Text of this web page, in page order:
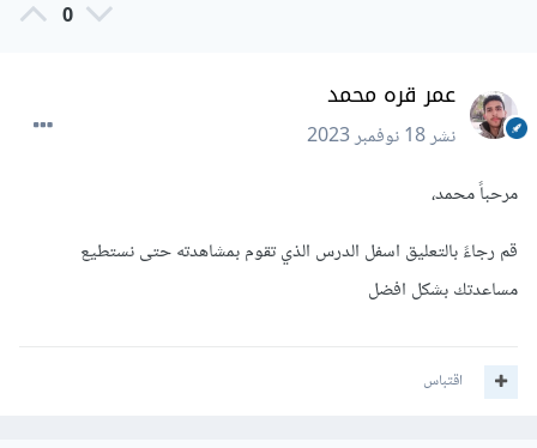
0
عمر قره محمد
نشر18 نوفمبر 2023
مرحباً محمد،
قم رجاءً بالتعليق اسفل الدرس الذي تقوم بمشاهدته حتى نستطيع
مساعدتك بشكل افضل
اقتباس